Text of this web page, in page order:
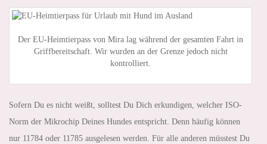
Der EU-Heimtierpass von Mira lag während der gesamten Fahrt in
Griffbereitschaft. Wir wurden an der Grenze jedoch nicht
kontrolliert.
Sofern Du es nicht weißt, solltest Du Dich erkundigen, welcher ISO-
Norm der Mikrochip Deines Hundes entspricht. Denn häufig können
nur 11784 oder 11785 ausgelesen werden. Für alle anderen müsstest Du